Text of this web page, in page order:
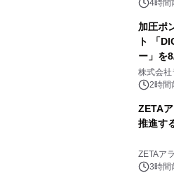
4時間
加圧ポ
ト 「
ー」を
株式会社
2時間
ZETA
推進す
ZETAア
3時間